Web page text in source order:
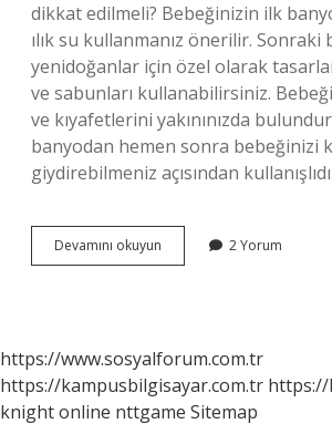
dikkat edilmeli? Bebeğinizin ilk
ılık su kullanmanız önerilir. Sonraki
yenidoğanlar için özel olarak
ve sabunları kullanabilirsiniz.
ve kıyafetlerini yakınınızda
banyodan hemen sonra bebeğinizi
giydirebilmeniz açısından
Devamını okuyun Yenidoğan
Bebekler
2 Yorum
https://www.sosyalforum.com.tr
https://kampusbilgisayar.com.tr https://
knight online nttgame Sitemap